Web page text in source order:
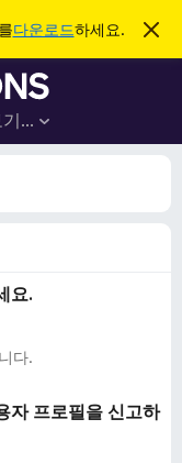
다운로드하세요.
이
림
기…
로그인
요.
다.
자 프로필을 신고하